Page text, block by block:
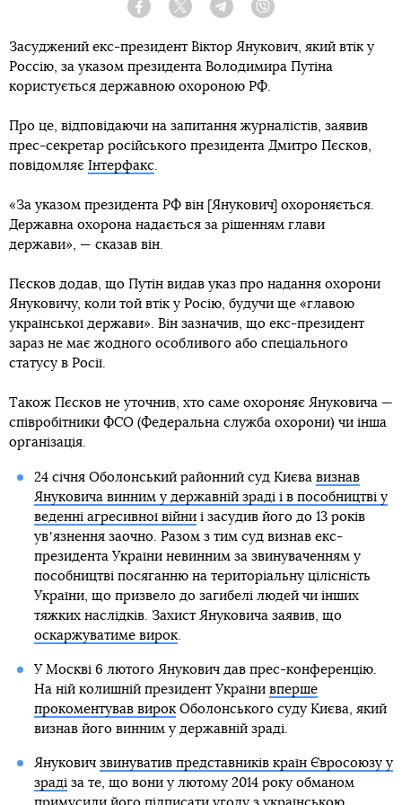
Facebook Twitter Telegram
Засуджений екс-президент Віктор Янукович, який втік у
Россію, за указом президента Володимира Путіна
користується державною охороною РФ.
Про це, відповідаючи на запитання журналістів, заявив
прес-секретар російського президента Дмитро Пєсков,
повідомляє Інтерфакс.
«За указом президента РФ він [Янукович] охороняється.
Державна охорона надається за рішенням глави
держави», — сказав він.
Пєсков додав, що Путін видав указ про надання охорони
Януковичу, коли той втік у Росію, будучи ще «главою
української держави». Він зазначив, що екс-президент
зараз не має жодного особливого або спеціального
статусу в Росії.
Також Пєсков не уточнив, хто саме охороняє Януковича —
співробітники ФСО (Федеральна служба охорони) чи інша
організація.
24 січня Оболонський районний суд Києва визнав
Януковича винним у державній зраді і в пособництві у
веденні агресивної війниі засудив його до 13 років
увʼязнення заочно. Разом з тим суд визнав екс-
президента України невинним за звинуваченням у
пособництві посяганню на територіальну цілісність
України, що призвело до загибелі людей чи інших
тяжких наслідків. Захист Януковича заявив, що
оскаржуватиме вирок.
У Москві 6 лютого Янукович дав прес-конференцію.
На ній колишній президент України вперше
прокоментував вирокОболонського суду Києва, який
визнав його винним у державній зраді.
Янукович звинуватив представників країн Євросоюзу у
зрадіза те, що вони у лютому 2014 року обманом